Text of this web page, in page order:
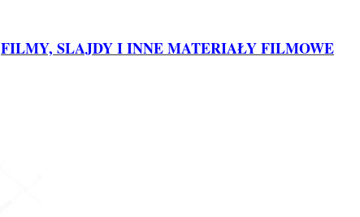
FILMY, SLAJDY I INNE MATERIAŁY FILMOWE